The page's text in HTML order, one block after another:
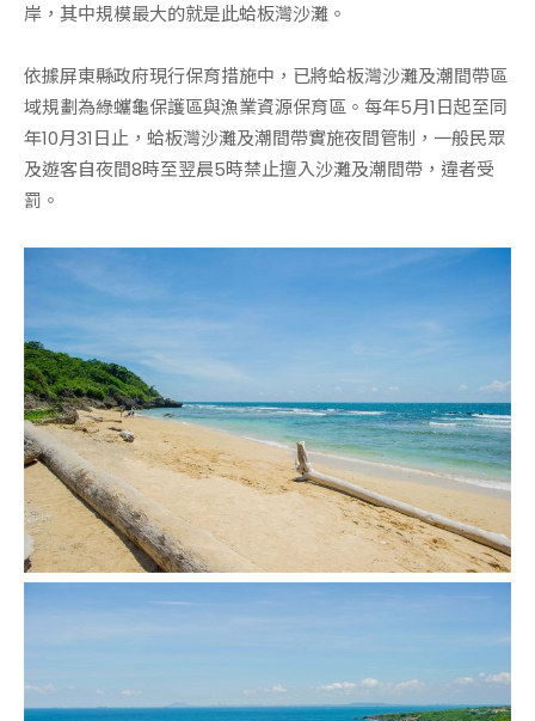
岸，其中規模最大的就是此蛤板灣沙灘。
依據屏東縣政府現行保育措施中，已將蛤板灣沙灘及潮間帶區
域規劃為綠蠵龜保護區與漁業資源保育區。每年5月1日起至同
年10月31日止，蛤板灣沙灘及潮間帶實施夜間管制，一般民眾
及遊客自夜間8時至翌晨5時禁止擅入沙灘及潮間帶，違者受
罰。